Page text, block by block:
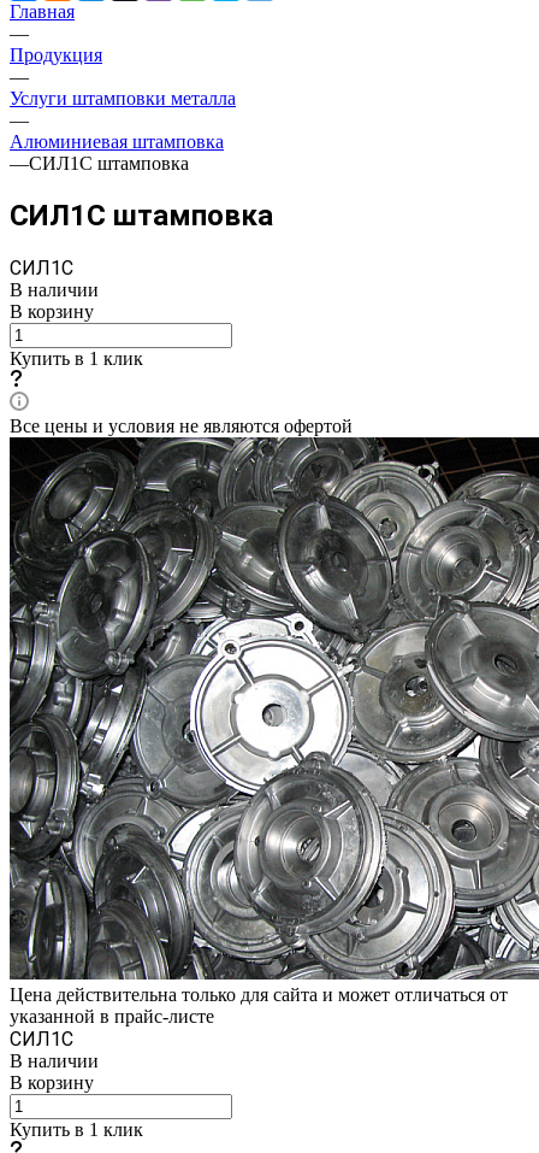
Главная
—
Продукция
—
Услуги штамповки металла
—
Алюминиевая штамповка
—СИЛ1С штамповка
СИЛ1С штамповка
СИЛ1С
В наличии
В корзину
Купить в 1 клик
Все цены и условия не являются офертой
Цена действительна только для сайта и может отличаться от
указанной в прайс-листе
СИЛ1С
В наличии
В корзину
Купить в 1 клик